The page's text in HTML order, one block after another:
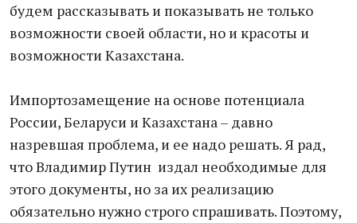
будем рассказывать и показывать не только
возможности своей области, но и красоты и
возможности Казахстана.
Импортозамещение на основе потенциала
России, Беларуси и Казахстана – давно
назревшая проблема, и ее надо решать. Я рад,
что Владимир Путин издал необходимые для
этого документы, но за их реализацию
обязательно нужно строго спрашивать. Поэтому,